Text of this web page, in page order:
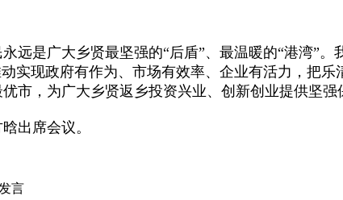
是广大乡贤最坚强的“后盾”、最温暖的“港湾”。
实现政府有作为、市场有效率、企业有活力，把乐
市，为广大乡贤返乡投资兴业、创新创业提供坚强
出席会议。
言